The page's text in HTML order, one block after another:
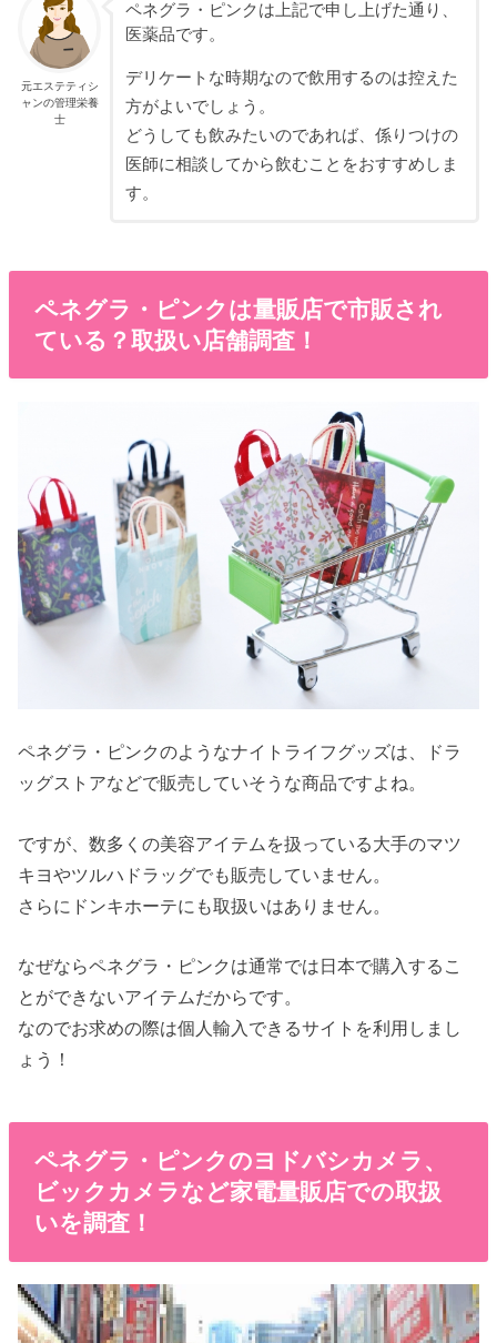
元エステティシ
ャンの管理栄養
士
ペネグラ・ピンクは上記で申し上げた通り、
医薬品です。
デリケートな時期なので飲用するのは控えた
方がよいでしょう。
どうしても飲みたいのであれば、係りつけの
医師に相談してから飲むことをおすすめしま
す。
ペネグラ・ピンクは量販店で市販され
ている？取扱い店舗調査！
ペネグラ・ピンクのようなナイトライフグッズは、ドラ
ッグストアなどで販売していそうな商品ですよね。
ですが、数多くの美容アイテムを扱っている大手のマツ
キヨやツルハドラッグでも販売していません。
さらにドンキホーテにも取扱いはありません。
なぜならペネグラ・ピンクは通常では日本で購入するこ
とができないアイテムだからです。
なのでお求めの際は個人輸入できるサイトを利用しまし
ょう！
ペネグラ・ピンクのヨドバシカメラ、
ビックカメラなど家電量販店での取扱
いを調査！